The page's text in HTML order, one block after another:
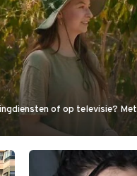
of op televisie? Met